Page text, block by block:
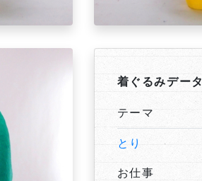
着ぐるみデータ
テーマ
とり
お仕事